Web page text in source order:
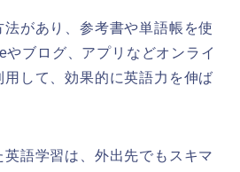
があり、参考書や単語帳を使
やブログ、アプリなどオンライ
用して、効果的に英語力を伸ば
語学習は、外出先でもスキマ